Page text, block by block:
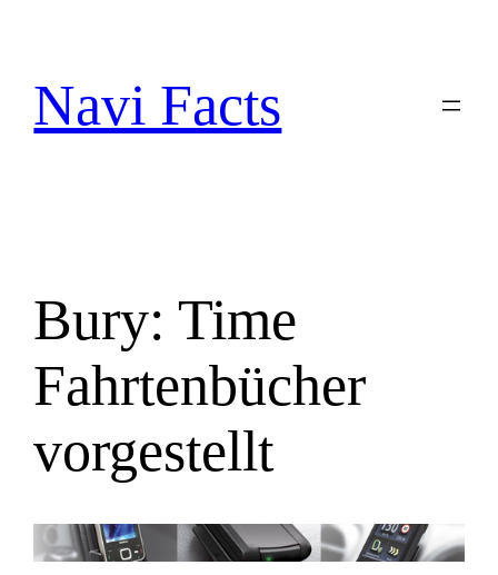
springen
Navi Facts
Bury: Time
Fahrtenbücher
vorgestellt